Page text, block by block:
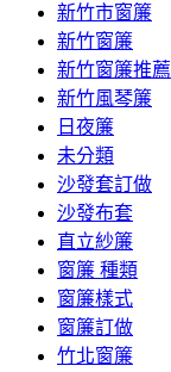
新竹市窗簾
新竹窗簾
新竹窗簾推薦
新竹風琴簾
日夜簾
未分類
沙發套訂做
沙發布套
直立紗簾
窗簾 種類
窗簾樣式
窗簾訂做
竹北窗簾